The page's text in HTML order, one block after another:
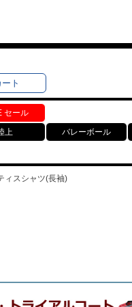
ート
セール
上 バレーボール
ィスシャツ(長袖)